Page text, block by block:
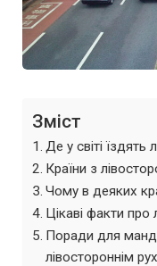
Зміст
Де у світі їздять
Країни з
Чому в деяких
Цікаві факти про
Поради для
лівостороннім